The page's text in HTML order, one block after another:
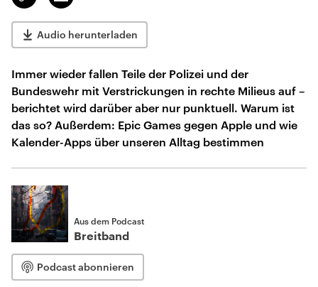
Audio herunterladen
Immer wieder fallen Teile der Polizei und der
Bundeswehr mit Verstrickungen in rechte Milieus auf –
berichtet wird darüber aber nur punktuell. Warum ist
das so? Außerdem: Epic Games gegen Apple und wie
Kalender-Apps über unseren Alltag bestimmen
Aus dem Podcast
Breitband
Podcast abonnieren